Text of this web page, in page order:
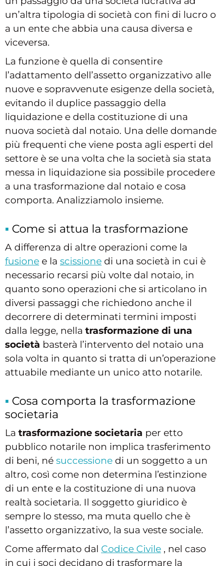
un’altra tipologia di società con fini di lucro o
a un ente che abbia una causa diversa e
viceversa.
La funzione è quella di consentire
l’adattamento dell’assetto organizzativo alle
nuove e sopravvenute esigenze della società,
evitando il duplice passaggio della
liquidazione e della costituzione di una
nuova società dal notaio. Una delle domande
più frequenti che viene posta agli esperti del
settore è se una volta che la società sia stata
messa in liquidazione sia possibile procedere
a una trasformazione dal notaio e cosa
comporta. Analizziamolo insieme.
Come si attua la trasformazione
A differenza di altre operazioni come la
fusione e la scissione di una società in cui è
necessario recarsi più volte dal notaio, in
quanto sono operazioni che si articolano in
diversi passaggi che richiedono anche il
decorrere di determinati termini imposti
dalla legge, nella trasformazione di una
società basterà l’intervento del notaio una
sola volta in quanto si tratta di un’operazione
attuabile mediante un unico atto notarile.
Cosa comporta la trasformazione
societaria
La trasformazione societaria per etto
pubblico notarile non implica trasferimento
di beni, né successione di un soggetto a un
altro, così come non determina l’estinzione
di un ente e la costituzione di una nuova
realtà societaria. Il soggetto giuridico è
sempre lo stesso, ma muta quello che è
l’assetto organizzativo, la sua veste sociale.
Come affermato dal Codice Civile , nel caso
in cui i soci decidano di trasformare la